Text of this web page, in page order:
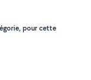
pour cette